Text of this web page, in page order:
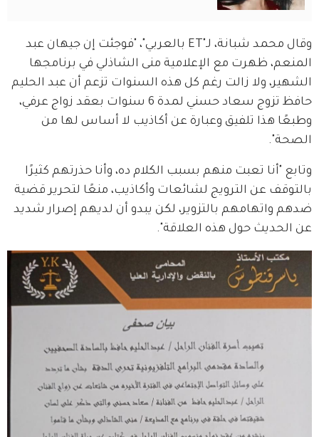
وقال محمد شبانة، لـ"ET بالعربي"، "فوجئت إن جيهان عبد
المنعم، ظهرت مع الإعلامية منى الشاذلي في برنامجها
الشهير، ولا زالت رغم كل هذه السنوات تزعم أن عبد الحليم
حافظ تزوج سعاد حسني لمدة 6 سنوات بعقد زواج عرفي،
وطبعًا هذا تلفيق وعبارة عن أكاذيب لا أساس لها من
الصحة".
وتابع "أنا تعبت منهم بسبب الكلام ده، وأنا حذرتهم كثيرًا
بالتوقف عن الترويج لشائعات وأكاذيب، منعًا لتحرير قضية
ضدهم واتهامهم بالتزوير، لكن يبدو أن لديهم إصرار شديد
عن الحديث حول هذه العلاقة".